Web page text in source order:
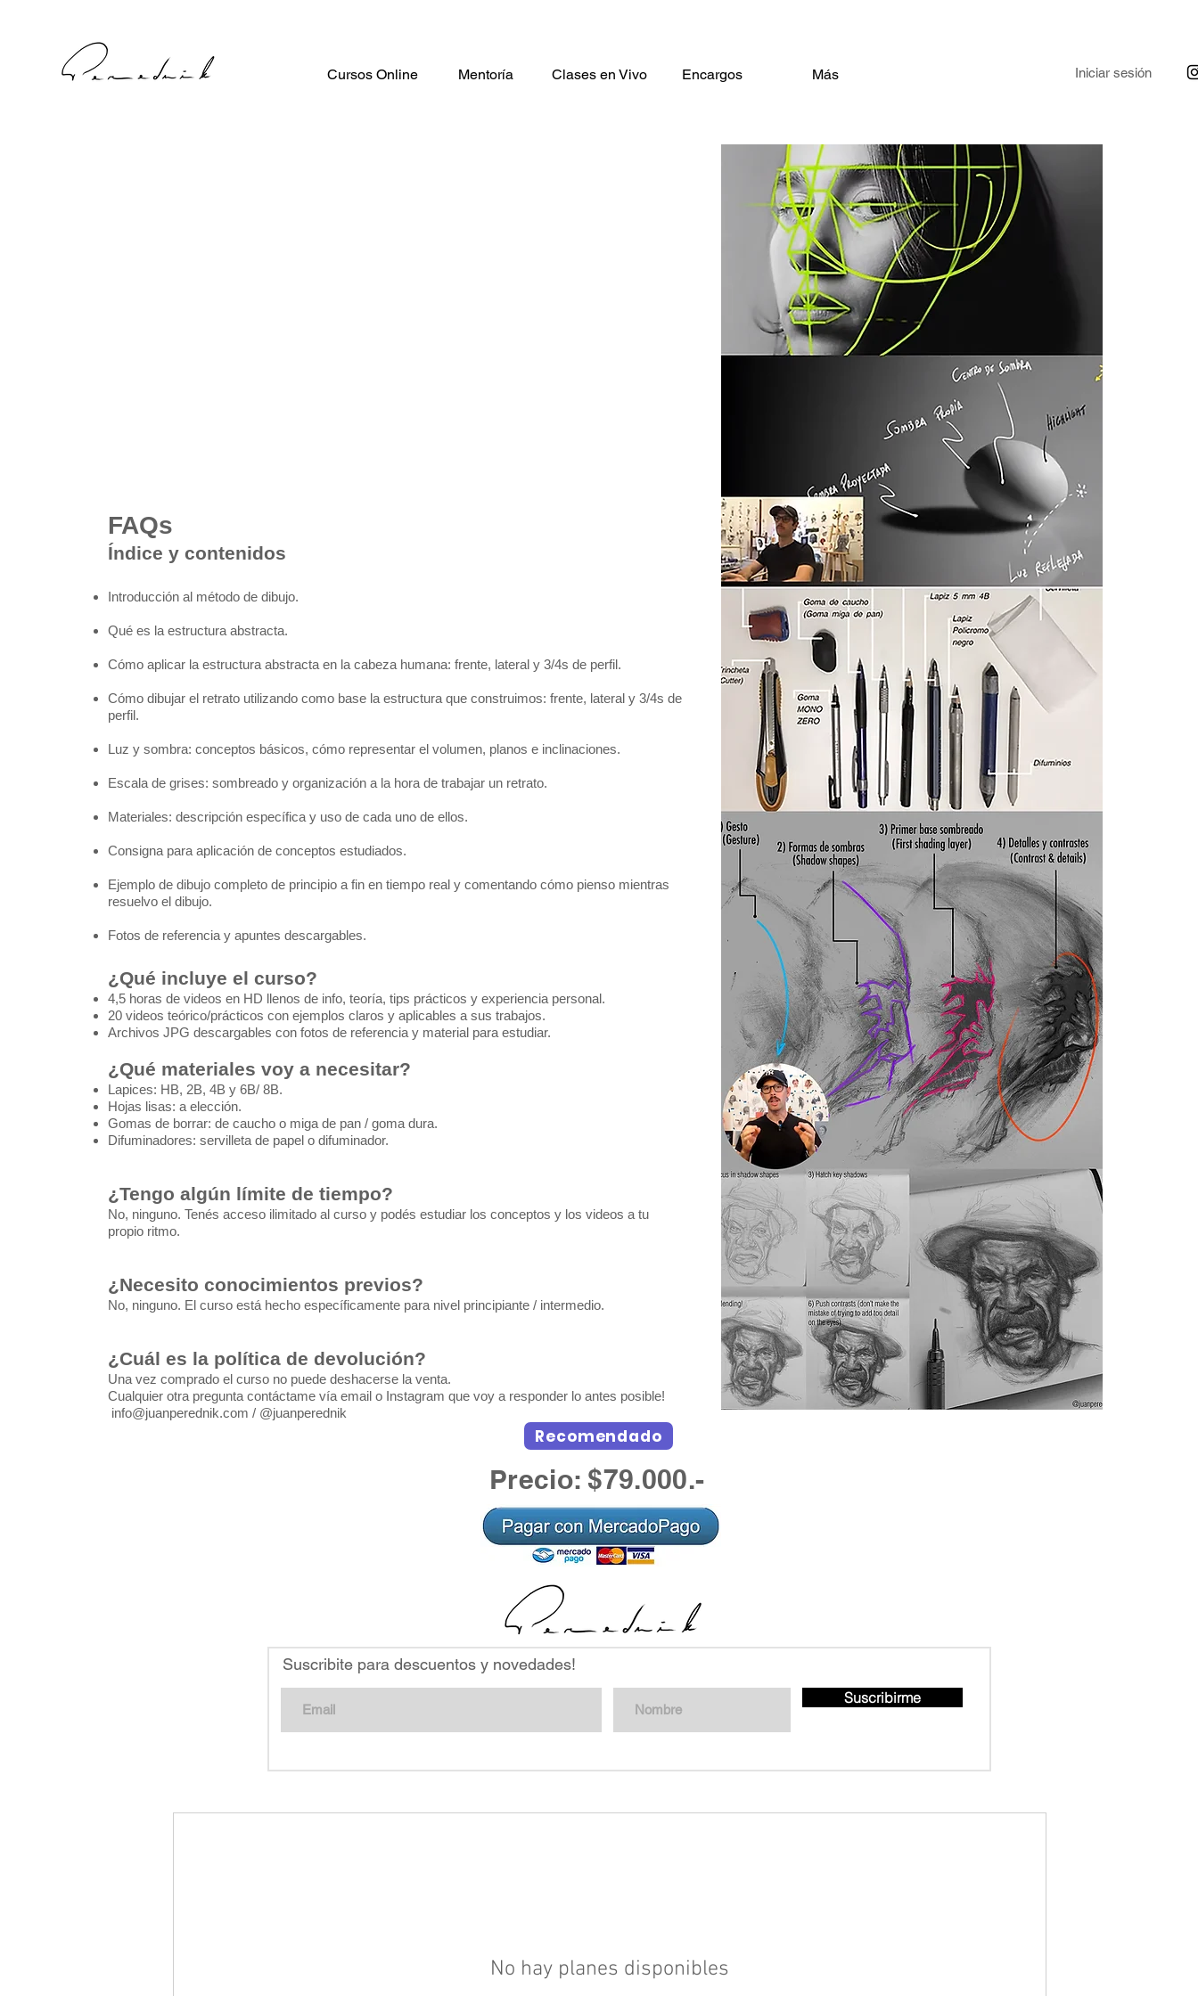
Cursos Online Mentoría Clases en Vivo Encargos Más Iniciar sesión
FAQs
Índice y contenidos
Introducción al método de dibujo.
Qué es la estructura abstracta.
Cómo aplicar la estructura abstracta en la cabeza humana: frente, lateral y 3/4s de perfil.
Cómo dibujar el retrato utilizando como base la estructura que construimos: frente, lateral y 3/4s de
perfil.
Luz y sombra: conceptos básicos, cómo representar el volumen, planos e inclinaciones.
Escala de grises: sombreado y organización a la hora de trabajar un retrato.
Materiales: descripción específica y uso de cada uno de ellos.
Consigna para aplicación de conceptos estudiados.
Ejemplo de dibujo completo de principio a fin en tiempo real y comentando cómo pienso mientras
resuelvo el dibujo.
Fotos de referencia y apuntes descargables.
¿Qué incluye el curso?
4,5 horas de videos en HD llenos de info, teoría, tips prácticos y experiencia personal.
20 videos teórico/prácticos con ejemplos claros y aplicables a sus trabajos.
Archivos JPG descargables con fotos de referencia y material para estudiar.​
¿Qué materiales voy a necesitar?
Lapices: HB, 2B, 4B y 6B/ 8B.
Hojas lisas: a elección.
Gomas de borrar: de caucho o miga de pan / goma dura.
Difuminadores: servilleta de papel o difuminador.
¿Tengo algún límite de tiempo?
No, ninguno. Tenés acceso ilimitado al curso y podés estudiar los conceptos y los videos a tu
propio ritmo.
¿Necesito conocimientos previos?
No, ninguno. El curso está hecho específicamente para nivel principiante / intermedio.
¿Cuál es la política de devolución?
Una vez comprado el curso no puede deshacerse la venta.
Cualquier otra pregunta contáctame vía email o Instagram que voy a responder lo antes posible!
info@juanperednik.com / @juanperednik
Recomendado
Precio: $79.000.-
Suscribite para descuentos y novedades!
Suscribirme
No hay planes disponibles